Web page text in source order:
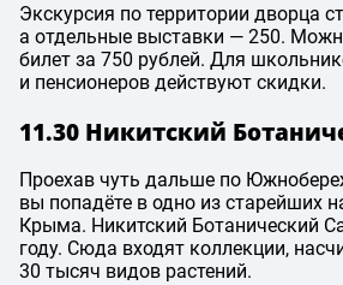
Экскурсия по территории дворца
а отдельные выставки — 250.
билет за 750 рублей. Для
и пенсионеров действуют скидки.
11.30 Никитский
Проехав чуть дальше по
вы попадёте в одно из старейших
Крыма. Никитский Ботанический
году. Сюда входят коллекции,
30 тысяч видов растений.